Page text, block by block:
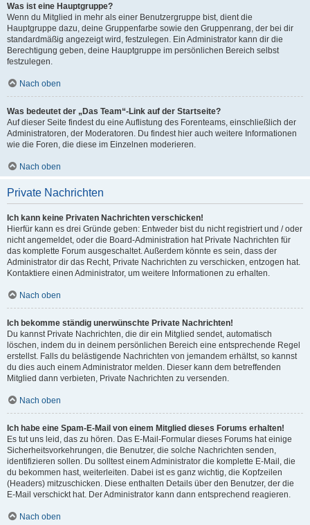
Was ist eine Hauptgruppe?
Wenn du Mitglied in mehr als einer Benutzergruppe bist, dient die
Hauptgruppe dazu, deine Gruppenfarbe sowie den Gruppenrang, der bei dir
standardmäßig angezeigt wird, festzulegen. Ein Administrator kann dir die
Berechtigung geben, deine Hauptgruppe im persönlichen Bereich selbst
festzulegen.
Nach oben
Was bedeutet der „Das Team“-Link auf der Startseite?
Auf dieser Seite findest du eine Auflistung des Forenteams, einschließlich der
Administratoren, der Moderatoren. Du findest hier auch weitere Informationen
wie die Foren, die diese im Einzelnen moderieren.
Nach oben
Private Nachrichten
Ich kann keine Privaten Nachrichten verschicken!
Hierfür kann es drei Gründe geben: Entweder bist du nicht registriert und / oder
nicht angemeldet, oder die Board-Administration hat Private Nachrichten für
das komplette Forum ausgeschaltet. Außerdem könnte es sein, dass der
Administrator dir das Recht, Private Nachrichten zu verschicken, entzogen hat.
Kontaktiere einen Administrator, um weitere Informationen zu erhalten.
Nach oben
Ich bekomme ständig unerwünschte Private Nachrichten!
Du kannst Private Nachrichten, die dir ein Mitglied sendet, automatisch
löschen, indem du in deinem persönlichen Bereich eine entsprechende Regel
erstellst. Falls du belästigende Nachrichten von jemandem erhältst, so kannst
du dies auch einem Administrator melden. Dieser kann dem betreffenden
Mitglied dann verbieten, Private Nachrichten zu versenden.
Nach oben
Ich habe eine Spam-E-Mail von einem Mitglied dieses Forums erhalten!
Es tut uns leid, das zu hören. Das E-Mail-Formular dieses Forums hat einige
Sicherheitsvorkehrungen, die Benutzer, die solche Nachrichten senden,
identifizieren sollen. Du solltest einem Administrator die komplette E-Mail, die
du bekommen hast, weiterleiten. Dabei ist es ganz wichtig, die Kopfzeilen
(Headers) mitzuschicken. Diese enthalten Details über den Benutzer, der die
E-Mail verschickt hat. Der Administrator kann dann entsprechend reagieren.
Nach oben